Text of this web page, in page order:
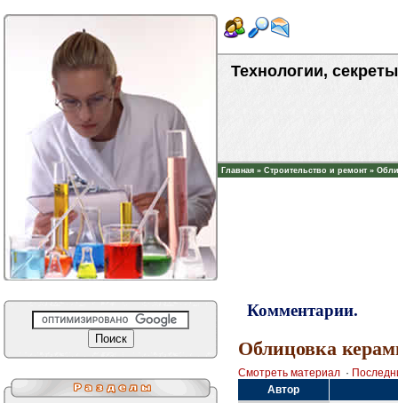
Технологии,
Главная » Строительство и ремонт»
Комментарии.
Облицовка
Смотреть материал·
Автор